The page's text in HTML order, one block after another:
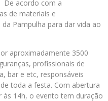
De acordo com a
de materiais e
Pampulha para dar vida ao
aproximadamente 3500
profissionais de
bar e etc, responsáveis
toda a festa. Com abertura
14h, o evento tem duração